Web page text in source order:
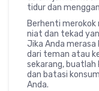
tidur dan
Berhenti
niat dan tekad
Jika Anda merasa
dari teman atau
sekarang,
dan batasi
Anda.